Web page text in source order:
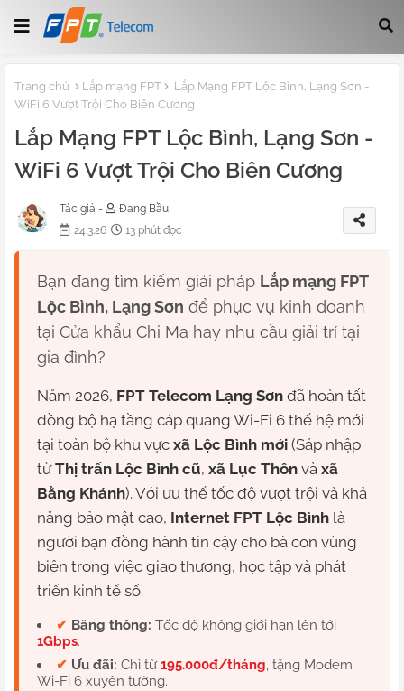
Trang chủ Lắp mạng FPT
Lắp Mạng FPT Lộc Bình, Lạng Sơn -
WiFi 6 Vượt Trội Cho Biên Cương
Lắp Mạng FPT Lộc Bình, Lạng Sơn -
WiFi 6 Vượt Trội Cho Biên Cương
Tác giả -
Đang Bầu
24.3.26
13 phút đọc
Bạn đang tìm kiếm giải pháp Lắp mạng FPT
Lộc Bình, Lạng Sơn để phục vụ kinh doanh
tại Cửa khẩu Chi Ma hay nhu cầu giải trí tại
gia đình?
Năm 2026, FPT Telecom Lạng Sơn đã hoàn tất
đồng bộ hạ tầng cáp quang Wi-Fi 6 thế hệ mới
tại toàn bộ khu vực xã Lộc Bình mới (Sáp nhập
từThị trấn Lộc Bình cũ, xã Lục Thôn và xã
Bằng Khánh). Với ưu thế tốc độ vượt trội và khả
năng bảo mật cao, Internet FPT Lộc Bình là
người bạn đồng hành tin cậy cho bà con vùng
biên trong việc giao thương, học tập và phát
triển kinh tế số.
✔ Băng thông: Tốc độ không giới hạn lên tới
1Gbps.
✔ Ưu đãi: Chỉ từ195.000đ/tháng, tặng Modem
Wi-Fi 6 xuyên tường.